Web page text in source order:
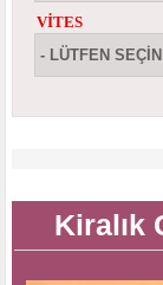
VITES
Kiralık